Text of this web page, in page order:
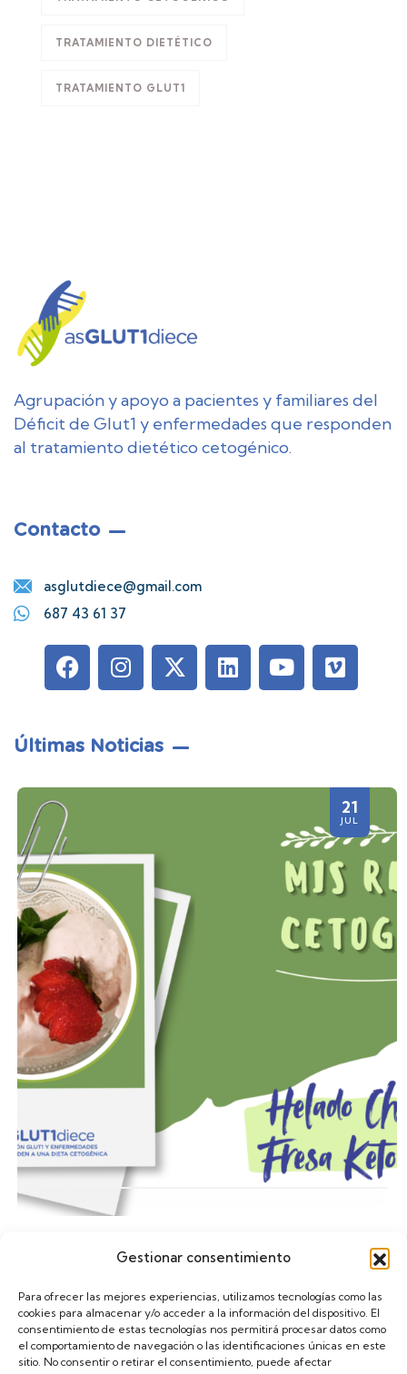
Gestionar consentimiento
Para ofrecer las mejores experiencias, utilizamos tecnologías como las
cookies para almacenar y/o acceder a la información del dispositivo. El
consentimiento de estas tecnologías nos permitirá procesar datos como
el comportamiento de navegación o las identificaciones únicas en este
sitio. No consentir o retirar el consentimiento, puede afectar
TRATAMIENTO DIETÉTICO
TRATAMIENTO GLUT1
Agrupación y apoyo a pacientes y familiares del
Déficit de Glut1 y enfermedades que responden
al tratamiento dietético cetogénico.
Contacto
asglutdiece@gmail.com
687 43 61 37
Últimas Noticias
21
JUL